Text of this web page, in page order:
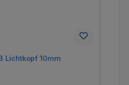
Lichtkopf 10mm